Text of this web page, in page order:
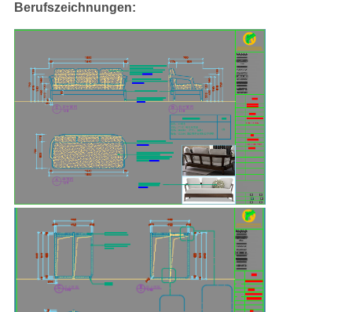
Berufszeichnungen: